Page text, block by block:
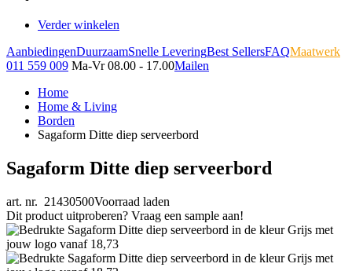
Verder winkelen
AanbiedingenDuurzaamSnelle LeveringBest SellersFAQMaatwerk
011 559 009 Ma-Vr 08.00 - 17.00Mailen
Home
Home & Living
Borden
Sagaform Ditte diep serveerbord
Sagaform Ditte diep serveerbord
art. nr. 21430500Voorraad laden
Dit product uitproberen? Vraag een sample aan!